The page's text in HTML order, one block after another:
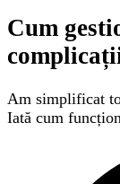
Cum
Am simplificat
Iată cum